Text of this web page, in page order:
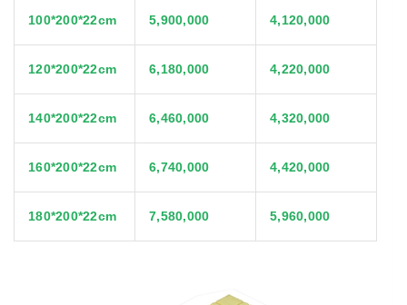
100*200*22cm 5,900,000 4,120,000
120*200*22cm 6,180,000 4,220,000
140*200*22cm 6,460,000 4,320,000
160*200*22cm 6,740,000 4,420,000
180*200*22cm 7,580,000 5,960,000